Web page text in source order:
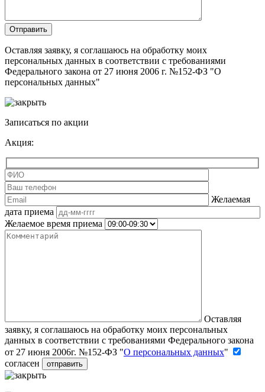
Оставляя заявку, я соглашаюсь на обработку моих
персональных данных в соответствии с требованиями
Федерального закона от 27 июня 2006 г. №152-ФЗ "О
персональных данных"
Записаться по акции
Акция:
Желаемая
дата приема
Желаемое время приема
Оставляя
заявку, я соглашаюсь на обработку моих персональных
данных в соответствии с требованиями Федерального закона
от 27 июня 2006г. №152-ФЗ "О персональных данных"
согласен